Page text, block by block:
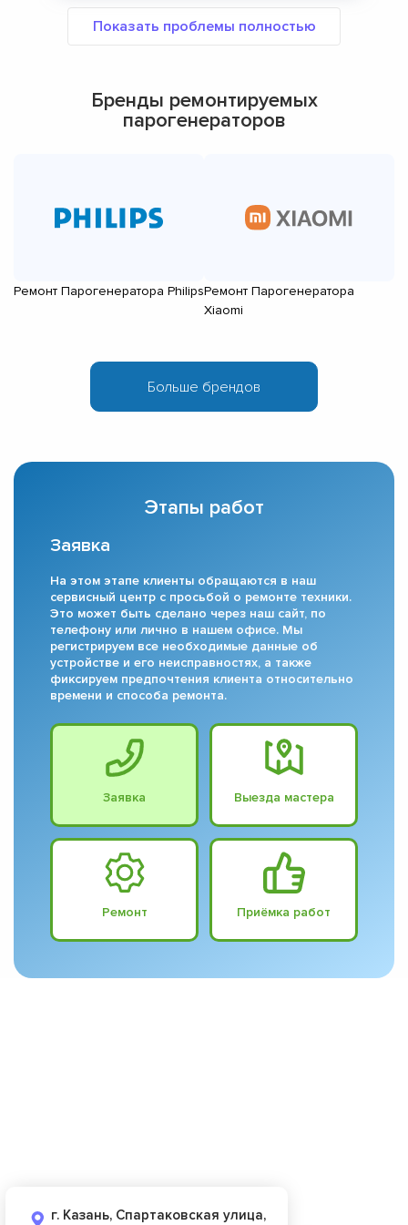
Бренды ремонтируемых
парогенераторов
Ремонт Парогенератора PhilipsРемонт Парогенератора
Xiaomi
Этапы работ
Заявка
На этом этапе клиенты обращаются в наш
сервисный центр с просьбой о ремонте техники.
Это может быть сделано через наш сайт, по
телефону или лично в нашем офисе. Мы
регистрируем все необходимые данные об
устройстве и его неисправностях, а также
фиксируем предпочтения клиента относительно
времени и способа ремонта.
Заявка Выезда мастера
Ремонт Приёмка работ
г. Казань, Спартаковская улица,